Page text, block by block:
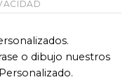
o dibujo nuestros